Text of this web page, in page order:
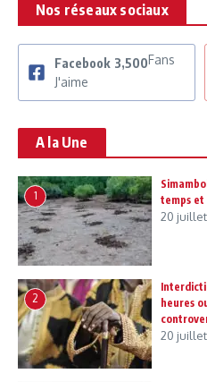
Nos réseaux sociaux
Facebook 3,500Fans
J'aime
A la Une
1
temps et
20
2
heures
20